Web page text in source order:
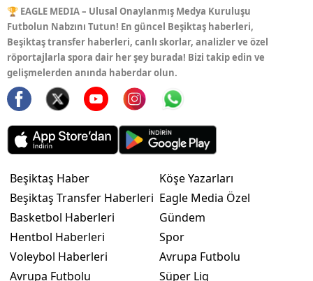
🏆 EAGLE MEDIA – Ulusal Onaylanmış Medya Kuruluşu
Futbolun Nabzını Tutun! En güncel Beşiktaş haberleri,
Beşiktaş transfer haberleri, canlı skorlar, analizler ve özel
röportajlarla spora dair her şey burada! Bizi takip edin ve
gelişmelerden anında haberdar olun.
Beşiktaş Haber
Beşiktaş Transfer Haberleri
Basketbol Haberleri
Hentbol Haberleri
Voleybol Haberleri
Avrupa Futbolu
Köşe Yazarları
Eagle Media Özel
Gündem
Spor
Avrupa Futbolu
Süper Lig